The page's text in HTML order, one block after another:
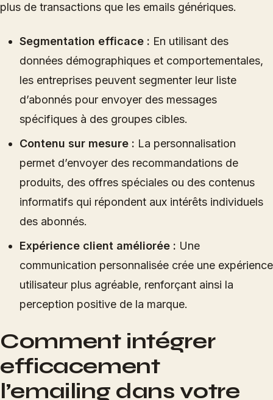
plus de transactions que les emails génériques.
Segmentation efficace : En utilisant des
données démographiques et comportementales,
les entreprises peuvent segmenter leur liste
d’abonnés pour envoyer des messages
spécifiques à des groupes cibles.
Contenu sur mesure : La personnalisation
permet d’envoyer des recommandations de
produits, des offres spéciales ou des contenus
informatifs qui répondent aux intérêts individuels
des abonnés.
Expérience client améliorée : Une
communication personnalisée crée une expérience
utilisateur plus agréable, renforçant ainsi la
perception positive de la marque.
Comment intégrer
efficacement
l’emailing dans votre